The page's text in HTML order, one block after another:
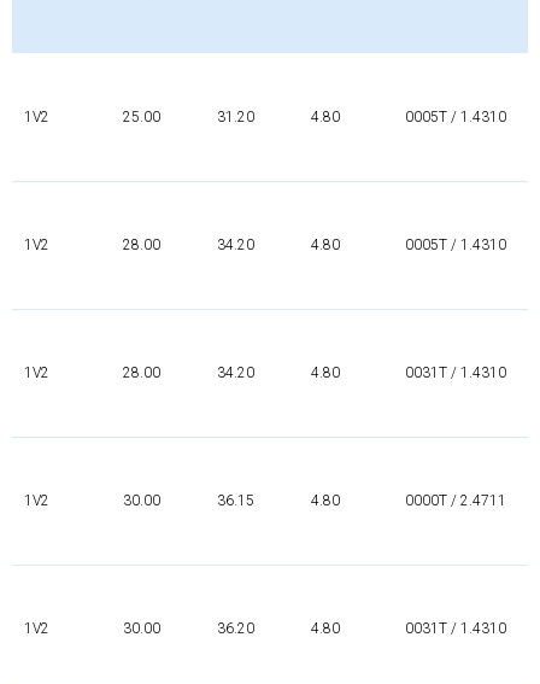
1V2 25.00 31.20 4.80 0005T / 1.4310
1V2 28.00 34.20 4.80 0005T / 1.4310
1V2 28.00 34.20 4.80 0031T / 1.4310
1V2 30.00 36.15 4.80 0000T / 2.4711
1V2 30.00 36.20 4.80 0031T / 1.4310